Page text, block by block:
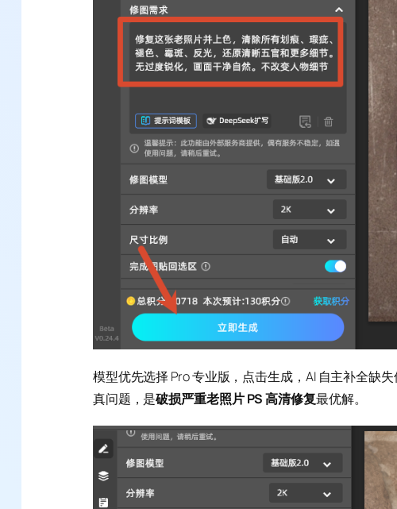
模型优先选择 Pro 专业版，点击生成，AI 自主补全缺
真问题，是破损严重老照片 PS 高清修复最优解。